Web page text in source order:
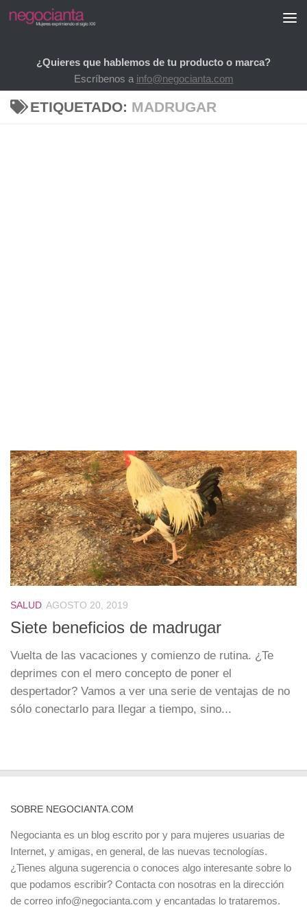
Saltar al contenido
¿Quieres que hablemos de tu producto o marca?
Escríbenos a info@negocianta.com
ETIQUETADO: MADRUGAR
SALUD AGOSTO 20, 2019
Siete beneficios de madrugar
Vuelta de las vacaciones y comienzo de rutina. ¿Te
deprimes con el mero concepto de poner el
despertador? Vamos a ver una serie de ventajas de no
sólo conectarlo para llegar a tiempo, sino...
SOBRE NEGOCIANTA.COM
Negocianta es un blog escrito por y para mujeres usuarias de
Internet, y amigas, en general, de las nuevas tecnologías.
¿Tienes alguna sugerencia o conoces algo interesante sobre lo
que podamos escribir? Contacta con nosotras en la dirección
de correo info@negocianta.com y encantadas lo trataremos.